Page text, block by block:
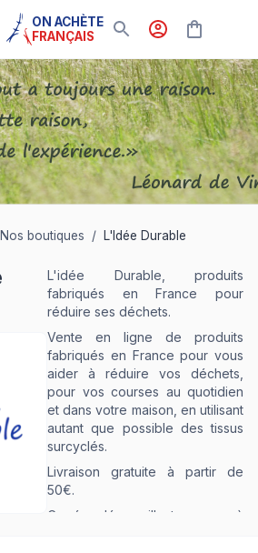
ON ACHÈTE
FRANÇAIS
Nos boutiques / L'Idée Durable
L'idée Durable, produits
fabriqués en France pour
réduire ses déchets.
Vente en ligne de produits
fabriqués en France pour vous
aider à réduire vos déchets,
pour vos courses au quotidien
et dans votre maison, en utilisant
autant que possible des tissus
surcyclés.
Livraison gratuite à partir de
50€.
Carrés démaquillants, sacs à